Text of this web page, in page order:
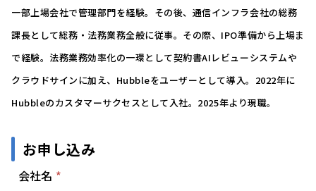
一部上場会社で管理部門を経験。その後、通信インフラ会社の総務
課⻑として総務・法務業務全般に従事。その際、IPO準備から上場ま
で経験。法務業務効率化の一環として契約書AIレビューシステムや
クラウドサインに加え、Hubbleをユーザーとして導入。2022年に
Hubbleのカスタマーサクセスとして入社。2025年より現職。
お申し込み